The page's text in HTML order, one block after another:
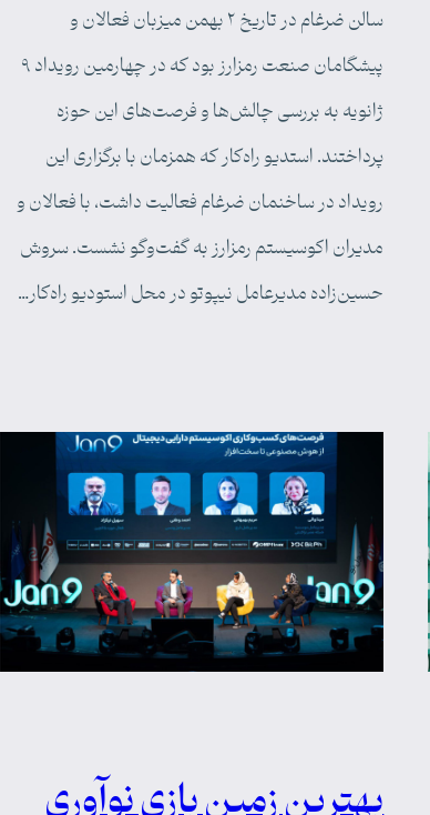
سالن ضرغام در تاریخ ۲ بهمن میزبان فعالان و
پیشگامان صنعت رمزارز بود که در چهارمین رویداد ۹
ژانویه به بررسی چالش‌ها و فرصت‌های این حوزه
پرداختند. استدیو راه‌کار که همزمان با برگزاری این
رویداد در ساخنمان ضرغام فعالیت داشت، با فعالان و
مدیران اکوسیستم رمزارز به گفت‌وگو نشست. سروش
حسین‌زاده مدیرعامل نیپوتو در محل استودیو راه‌کار…
بهترین زمین بازی نوآوری